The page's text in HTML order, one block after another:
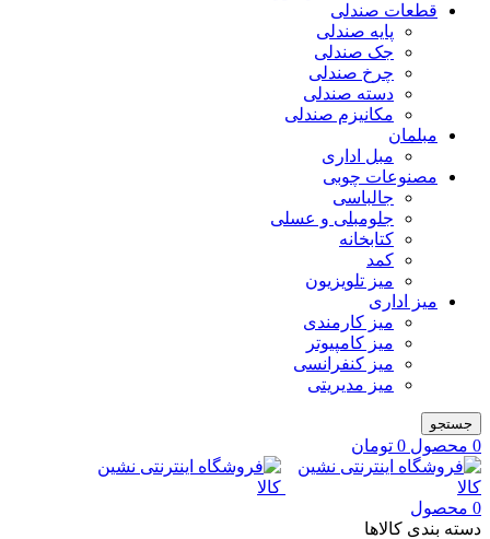
قطعات صندلی
پایه صندلی
جک صندلی
چرخ صندلی
دسته صندلی
مکانیزم صندلی
مبلمان
مبل اداری
مصنوعات چوبی
جالباسی
جلومبلی و عسلی
کتابخانه
کمد
میز تلویزیون
میز اداری
میز کارمندی
میز کامپیوتر
میز کنفرانسی
میز مدیریتی
جستجو
0 محصول 0 تومان
0 محصول
دسته بندی کالاها